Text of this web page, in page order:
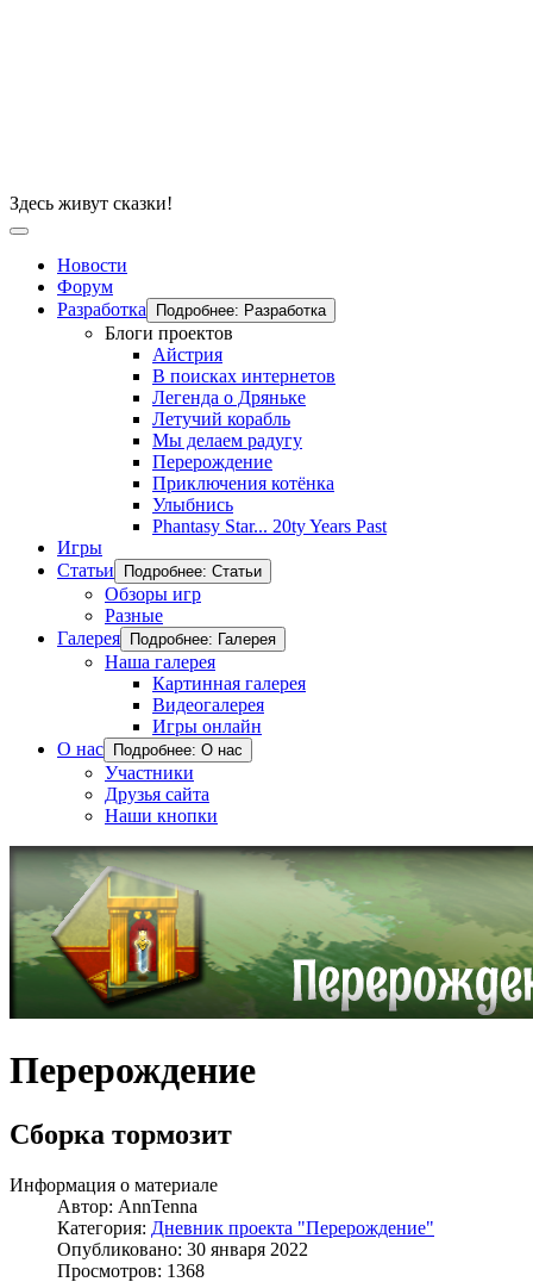
Здесь живут сказки!
Новости
Форум
Разработка
Подробнее: Разработка
Блоги проектов
Айстрия
В поисках интернетов
Легенда о Дряньке
Летучий корабль
Мы делаем радугу
Перерождение
Приключения котёнка
Улыбнись
Phantasy Star... 20ty Years Past
Игры
Статьи
Подробнее: Статьи
Обзоры игр
Разные
Галерея
Подробнее: Галерея
Наша галерея
Картинная галерея
Видеогалерея
Игры онлайн
О нас
Подробнее: О нас
Участники
Друзья сайта
Наши кнопки
Перерождение
Сборка тормозит
Информация о материале
Автор: AnnTenna
Категория: Дневник проекта "Перерождение"
Опубликовано: 30 января 2022
Просмотров: 1368